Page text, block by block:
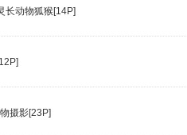
长动物狐猴[14P]
摄影[23P]